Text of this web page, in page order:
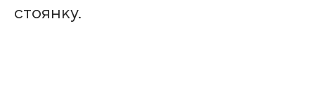
стоянку.